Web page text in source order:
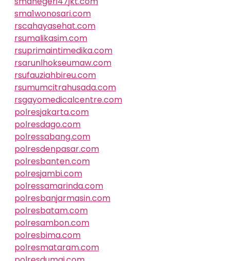
sma1wonosari.com
rscahayasehat.com
rsumalikasim.com
rsuprimaintimedika.com
rsarunlhokseumaw.com
rsufauziahbireu.com
rsumumcitrahusada.com
rsgayomedicalcentre.com
polresjakarta.com
polresdago.com
polressabang.com
polresdenpasar.com
polresbanten.com
polresjambi.com
polressamarinda.com
polresbanjarmasin.com
polresbatam.com
polresambon.com
polresbima.com
polresmataram.com